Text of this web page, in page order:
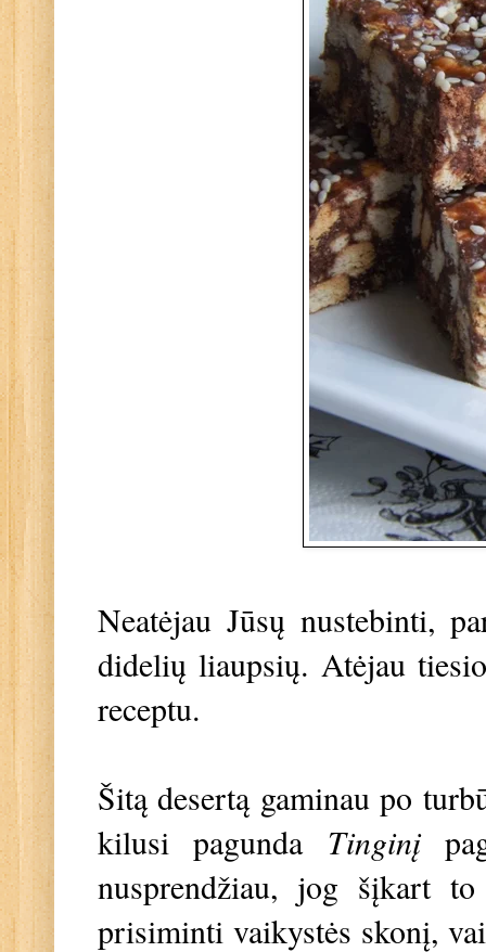
Neatėjau Jūsų nustebinti,
didelių liaupsių. Atėjau
receptu.
Šitą desertą gaminau po
kilusi pagunda Tinginį
nusprendžiau, jog šįkart
prisiminti vaikystės skonį,